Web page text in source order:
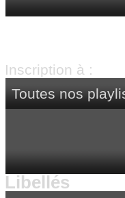
Inscription à :
Toutes nos
Libellés